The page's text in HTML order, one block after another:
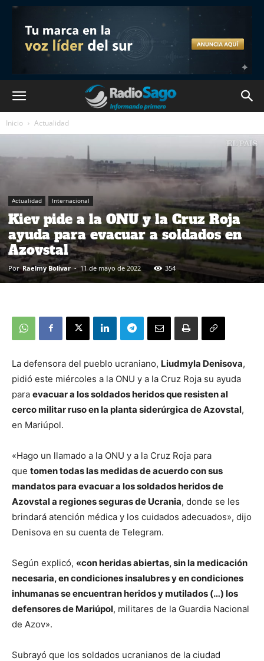
Inicio Actualidad
Actualidad Internacional
Kiev pide a la ONU y la Cruz Roja
ayuda para evacuar a soldados en
Azovstal
Por Raelmy Bolivar - 11 de mayo de 2022 354
La defensora del pueblo ucraniano, Liudmyla Denisova,
pidió este miércoles a la ONU y a la Cruz Roja su ayuda
para evacuar a los soldados heridos que resisten al
cerco militar ruso en la planta siderúrgica de Azovstal,
en Mariúpol.
«Hago un llamado a la ONU y a la Cruz Roja para
que tomen todas las medidas de acuerdo con sus
mandatos para evacuar a los soldados heridos de
Azovstal a regiones seguras de Ucrania, donde se les
brindará atención médica y los cuidados adecuados», dijo
Denisova en su cuenta de Telegram.
Según explicó, «con heridas abiertas, sin la medicación
necesaria, en condiciones insalubres y en condiciones
inhumanas se encuentran heridos y mutilados (…) los
defensores de Mariúpol, militares de la Guardia Nacional
de Azov».
Subrayó que los soldados ucranianos de la ciudad